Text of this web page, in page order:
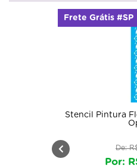
Fita 1925 4x30
Frete